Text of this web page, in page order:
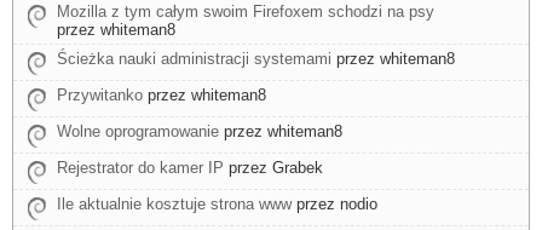
Mozilla z tym całym swoim Firefoxem schodzi na psy
przez whiteman8
Ścieżka nauki administracji systemami przez whiteman8
Przywitanko przez whiteman8
Wolne oprogramowanie przez whiteman8
Rejestrator do kamer IP przez Grabek
Ile aktualnie kosztuje strona www przez nodio